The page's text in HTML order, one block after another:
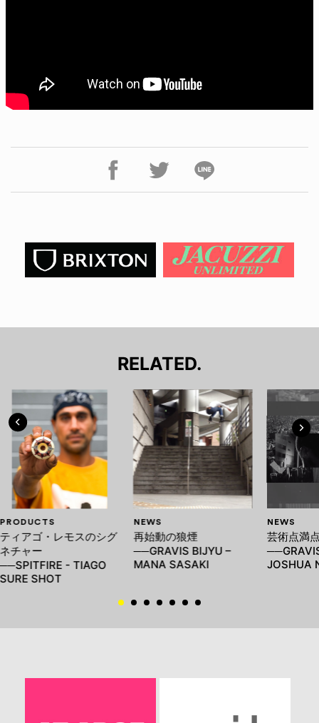
RELATED.
PRODUCTS
ティアゴ・レモスのシグ
ネチャー
──SPITFIRE - TIAGO
SURE SHOT
NEWS
再始動の狼煙
──GRAVIS BIJYU –
MANA SASAKI
NEWS
芸術点満
JOSHUA